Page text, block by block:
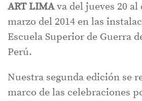
ART LIMAva del jueves 20 al
marzo del 2014 en las
Escuela Superior de Guerra
Perú.
Nuestra segunda edición se
marco de las celebraciones